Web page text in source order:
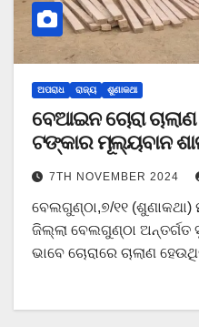
ଅପରାଧ ରାଜ୍ୟ ଶୁଣାକଥା
ବେଆଇନ ଚୋରା
ଟଙ୍କାର ମୂଲ୍ୟବାନ
7TH NOVEMBER 2024
ବେଲଗୁଣ୍ଠା,୭/୧୧
ଜିଲ୍ଲା ବେଲଗୁଣ୍ଠା ଅନ୍ତର୍ଗତ
ଭାବେ ଚୋରାରେ ଚାଲାଣ